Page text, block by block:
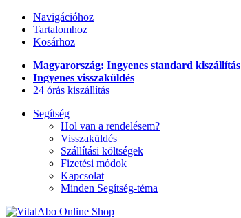
Navigációhoz
Tartalomhoz
Kosárhoz
Magyarország: Ingyenes standard kiszállítás
Ingyenes visszaküldés
24 órás kiszállítás
Segítség
Hol van a rendelésem?
Visszaküldés
Szállítási költségek
Fizetési módok
Kapcsolat
Minden Segítség-téma